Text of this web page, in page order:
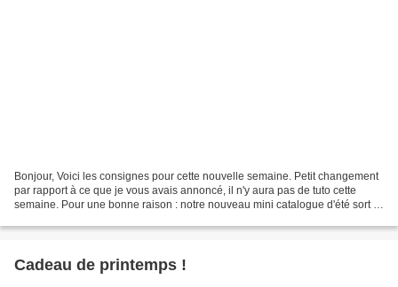
Bonjour, Voici les consignes pour cette nouvelle semaine. Petit changement
par rapport à ce que je vous avais annoncé, il n'y aura pas de tuto cette
semaine. Pour une bonne raison : notre nouveau mini catalogue d'été sort le
Cadeau de printemps !